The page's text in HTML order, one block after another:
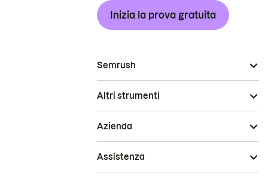
Inizia la prova gratuita
Semrush
Altri strumenti
Azienda
Assistenza